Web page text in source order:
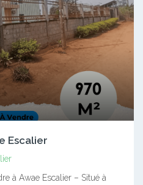
Escalier
à Awae Escalier – Situé à